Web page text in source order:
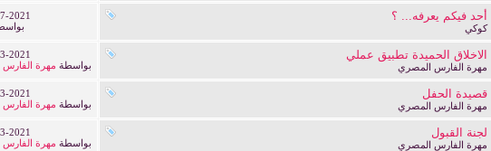
أحد فيكم يعرفه... ؟
كوكي
2021
الاخلاق الحميدة تطبيق عملي
مهرة الفارس المصري
2021
بواسطة مهرة
قصيدة الحفل
مهرة الفارس المصري
2021
بواسطة مهرة
لجنة القبول
مهرة الفارس المصري
2021
بواسطة مهرة